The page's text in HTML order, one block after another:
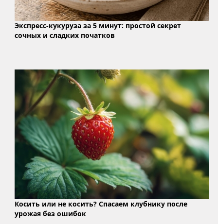
Экспресс-кукуруза за 5 минут: простой секрет
сочных и сладких початков
Косить или не косить? Спасаем клубнику после
урожая без ошибок